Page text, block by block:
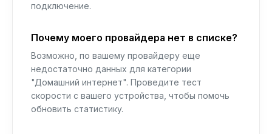
подключение.
Почему моего провайдера нет в списке?
Возможно, по вашему провайдеру еще
недостаточно данных для категории
"Домашний интернет". Проведите тест
скорости с вашего устройства, чтобы помочь
обновить статистику.